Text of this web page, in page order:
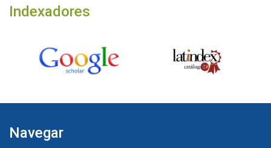
Indexadores
Navegar